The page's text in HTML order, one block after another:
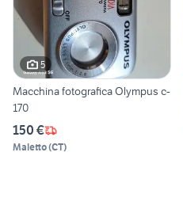
5
Macchina fotografica Olympus c-
170
150 €
Maletto(CT)